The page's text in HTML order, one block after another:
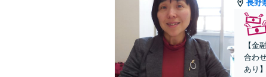
長野
【金
合わ
あり】